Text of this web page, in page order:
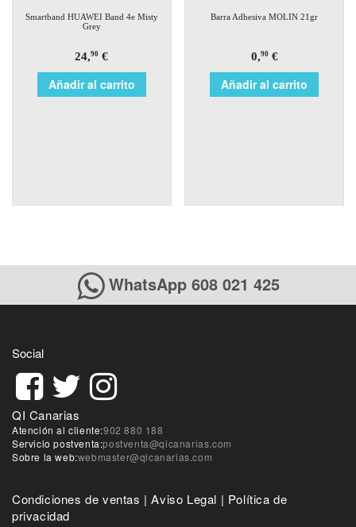
Smartband HUAWEI Band 4e Misty
Grey
24,90 €
Añadir al carrito
Barra Adhesiva MOLIN 21gr
0,90€
Añadir al carrito
WhatsApp 608 021 425
Social
QI Canarias
Atención al cliente:902 880 188
Servicio postventa:postventa@qicanarias.com
Sobre la web:webmaster@qicanarias.com
Condiciones de ventas |Aviso Legal | Política de
privacidad